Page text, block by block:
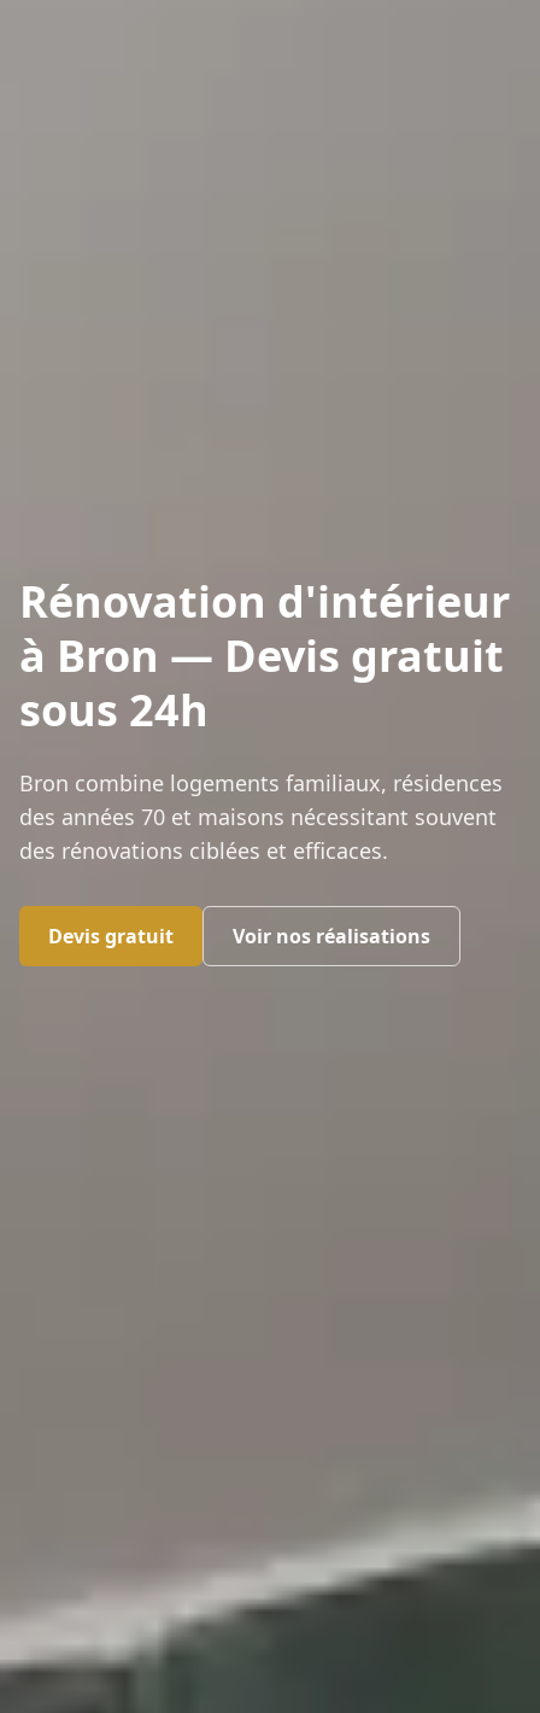
Rénovation d'intérieur
à Bron — Devis gratuit
sous 24h
Bron combine logements familiaux, résidences
des années 70 et maisons nécessitant souvent
des rénovations ciblées et efficaces.
Devis gratuit Voir nos réalisations